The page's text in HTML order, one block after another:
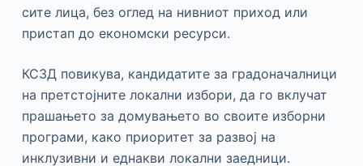
сите лица, без оглед на нивниот приход или
пристап до економски ресурси.
КСЗД повикува, кандидатите за градоначалници
на претстојните локални избори, да го вклучат
прашањето за домувањето во своите изборни
програми, како приоритет за развој на
инклузивни и еднакви локални заедници.